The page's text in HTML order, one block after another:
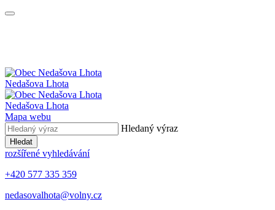
Nedašova Lhota
Nedašova Lhota
Mapa webu
Hledaný výraz
Hledat
rozšířené vyhledávání
+420 577 335 359
nedasovalhota@volny.cz